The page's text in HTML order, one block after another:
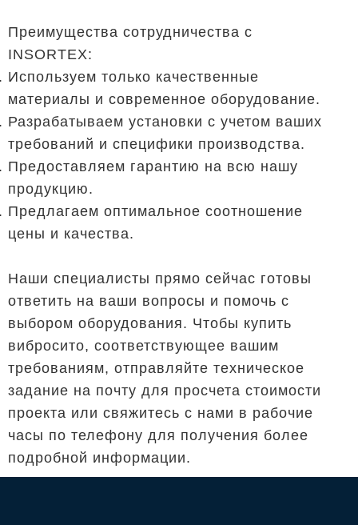
Преимущества сотрудничества с
INSORTEX:
Используем только качественные
материалы и современное оборудование.
Разрабатываем установки с учетом ваших
требований и специфики производства.
Предоставляем гарантию на всю нашу
продукцию.
Предлагаем оптимальное соотношение
цены и качества.
Наши специалисты прямо сейчас готовы
ответить на ваши вопросы и помочь с
выбором оборудования. Чтобы купить
вибросито, соответствующее вашим
требованиям, отправляйте техническое
задание на почту для просчета стоимости
проекта или свяжитесь с нами в рабочие
часы по телефону для получения более
подробной информации.